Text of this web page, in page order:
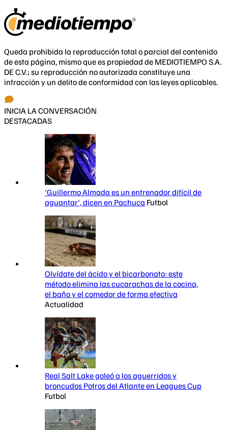
Queda prohibida la reproducción total o parcial del contenido
de esta página, mismo que es propiedad de MEDIOTIEMPO S.A.
DE C.V.; su reproducción no autorizada constituye una
infracción y un delito de conformidad con las leyes aplicables.
INICIA LA CONVERSACIÓN
DESTACADAS
'Guillermo Almada es un entrenador difícil de
aguantar', dicen en Pachuca Futbol
Olvídate del ácido y el bicarbonato: este
método elimina las cucarachas de la cocina,
el baño y el comedor de forma efectiva
Actualidad
Real Salt Lake goleó a los aguerridos y
broncudos Potros del Atlante en Leagues Cup
Futbol